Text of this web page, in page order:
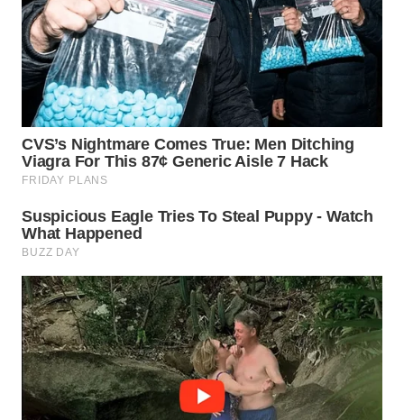
WN
GORONTALO
WN
SULUT
WN
MALUKU
WN
MALUT
WN
DAIRI
WN
DANAU
TOBA